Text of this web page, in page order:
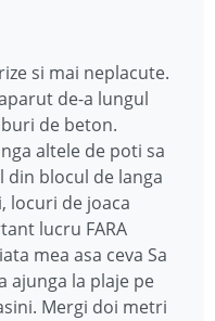
si mai neplacute.
de-a lungul
de beton.
altele de poti sa
din blocul de langa
locuri de joaca
lucru FARA
mea asa ceva Sa
ajunga la plaje pe
Mergi doi metri